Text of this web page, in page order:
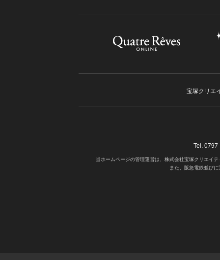
宝塚クリエ
Tel.
当ホームページの管理運営は、株式会社宝塚クリエイ
また、阪急電鉄並び